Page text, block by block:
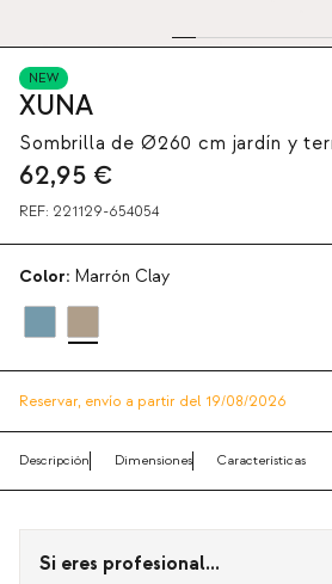
NEW
XUNA
Sombrilla de Ø260 cm jardín y
62,95 €
REF: 221129-654054
Color: Marrón Clay
Reservar, envío a partir del 19/08/2026
Descripción Dimensiones Características
Si eres profesional...